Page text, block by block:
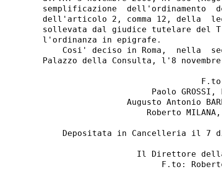
semplificazione
dell'articolo 2, comma 12, della
sollevata dal giudice tutelare del
l'ordinanza in epigrafe.
Cosi' deciso in Roma,  nella
Palazzo della Consulta, l'8
Paolo
Augusto Antonio
Roberto
Depositata in Cancelleria il 7
Il Direttore
F.to: